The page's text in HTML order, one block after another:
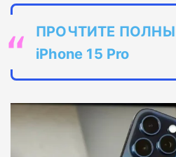
ПРОЧТИТЕ
iPhone 15 Pro